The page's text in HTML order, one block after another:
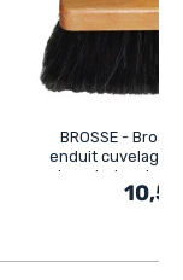
BROSSE -
enduit cuvelage
ciment